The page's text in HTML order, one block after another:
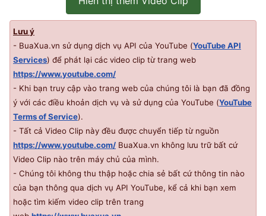
Lưu ý
- BuaXua.vn sử dụng dịch vụ API của YouTube (YouTube API
Services) để phát lại các video clip từ trang web
https://www.youtube.com/
- Khi bạn truy cập vào trang web của chúng tôi là bạn đã đồng
ý với các điều khoản dịch vụ và sử dụng của YouTube (YouTube
Terms of Service).
- Tất cả Video Clip này đều được chuyển tiếp từ nguồn
https://www.youtube.com/ BuaXua.vn không lưu trữ bất cứ
Video Clip nào trên máy chủ của mình.
- Chúng tôi không thu thập hoặc chia sẻ bất cứ thông tin nào
của bạn thông qua dịch vụ API YouTube, kể cả khi bạn xem
hoặc tìm kiếm video clip trên trang